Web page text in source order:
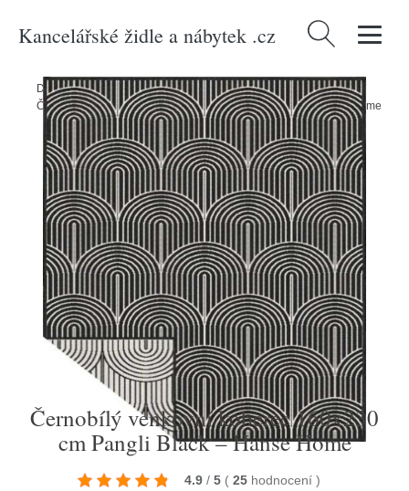
Kancelářské židle a nábytek .cz Vyhledávání
Domů/Produkty > Zahrada > Zahradní textil > Venkovní koberce
Černobílý venkovní koberec 160x230 cm Pangli Black – Hanse Home
Černobílý venkovní koberec 160x230
cm Pangli Black – Hanse Home
4.9 / 5 ( 25 hodnocení )